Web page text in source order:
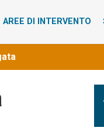
AREE DI INTERVENTO